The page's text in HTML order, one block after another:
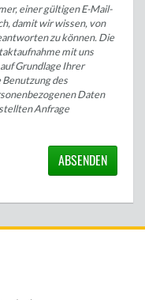
einer gültigen E-Mail-
damit wir wissen, von
zu können. Die
mit uns
Grundlage Ihrer
des
Daten
Anfrage
ABSENDEN